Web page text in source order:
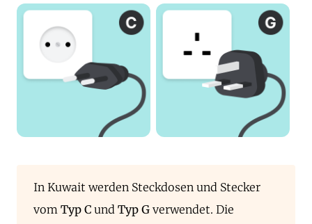
In Kuwait werden Steckdosen und Stecker
vom Typ C und Typ G verwendet. Die